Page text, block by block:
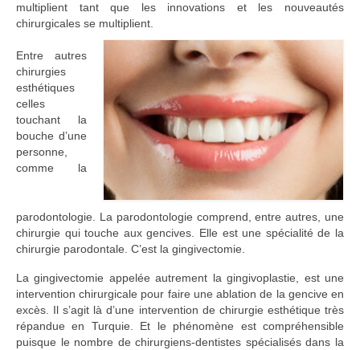
multiplient tant que les innovations et les nouveautés
chirurgicales se multiplient.
Entre autres
chirurgies
esthétiques
celles
touchant la
bouche d’une
personne,
comme la
parodontologie. La parodontologie comprend, entre autres, une
chirurgie qui touche aux gencives. Elle est une spécialité de la
chirurgie parodontale. C’est la gingivectomie.
La gingivectomie appelée autrement la gingivoplastie, est une
intervention chirurgicale pour faire une ablation de la gencive en
excès. Il s’agit là d’une intervention de chirurgie esthétique très
répandue en Turquie. Et le phénomène est compréhensible
puisque le nombre de chirurgiens-dentistes spécialisés dans la